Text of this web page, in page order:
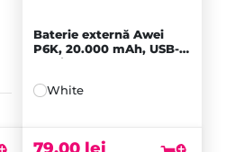
Baterie externă Awei
P6K, 20.000 mAh, USB-
C, Micro-USB, 2x USB-A,
White
79,00 lei